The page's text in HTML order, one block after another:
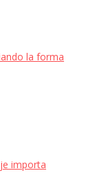
la forma
importa